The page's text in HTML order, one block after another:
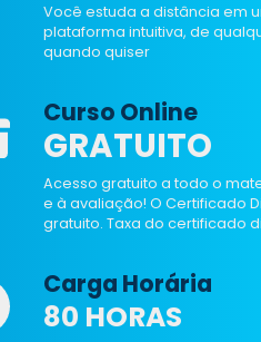
Você estuda a distância em
plataforma intuitiva, de
quando quiser
Curso Online
GRATUITO
Acesso gratuito a todo o
e à avaliação! O Certificado
gratuito. Taxa do certificado
Carga Horária
80 HORAS